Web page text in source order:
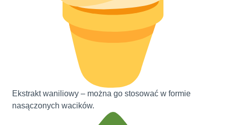
Ekstrakt waniliowy – można go stosować w formie
nasączonych wacików.